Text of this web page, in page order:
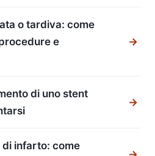
o tardiva: come
e
→
di uno stent
→
di infarto: come